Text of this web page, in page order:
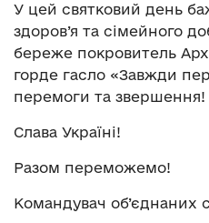
У цей святковий день
здоров’я та сімейного
береже покровитель
горде гасло «Завжди
перемоги та звершення!
Слава Україні!
Разом переможемо!
Командувач об’єднаних